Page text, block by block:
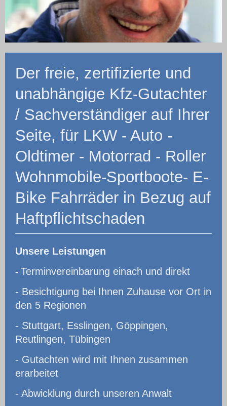
Der freie, zertifizierte und
unabhängige Kfz-Gutachter
/ Sachverständiger auf Ihrer
Seite, für LKW - Auto -
Oldtimer - Motorrad - Roller
Wohnmobile-Sportboote- E-
Bike Fahrräder in Bezug auf
Haftpflichtschaden
Unsere Leistungen
- Terminvereinbarung einach und direkt
- Besichtigung bei Ihnen Zuhause vor Ort in
den 5 Regionen
- Stuttgart, Esslingen, Göppingen,
Reutlingen, Tübingen
- Gutachten wird mit Ihnen zusammen
erarbeitet
- Abwicklung durch unseren Anwalt